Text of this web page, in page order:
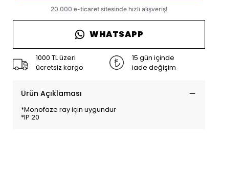
WHATSAPP
1000 TL üzeri
ücretsiz kargo
15 gün içinde
iade değişim
Ürün Açıklaması
*Monofaze ray için uygundur
*IP 20